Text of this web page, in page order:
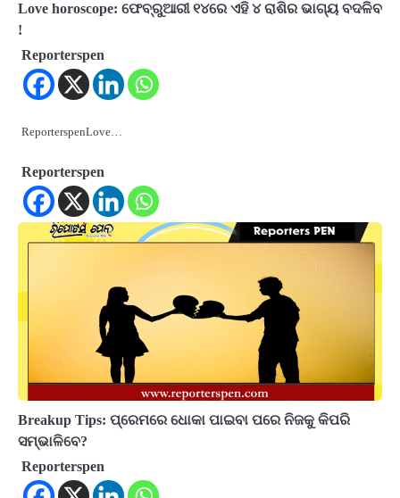
Love horoscope: ଫେବ୍ରୁଆରୀ ୧୪ରେ ଏହି ୪ ରାଶିର ଭାଗ୍ୟ ବଦଳିବ
!
Reporterspen
ReporterspenLove…
Reporterspen
Breakup Tips: ପ୍ରେମରେ ଧୋକା ପାଇବା ପରେ ନିଜକୁ କିପରି
ସମ୍ଭାଳିବେ?
Reporterspen